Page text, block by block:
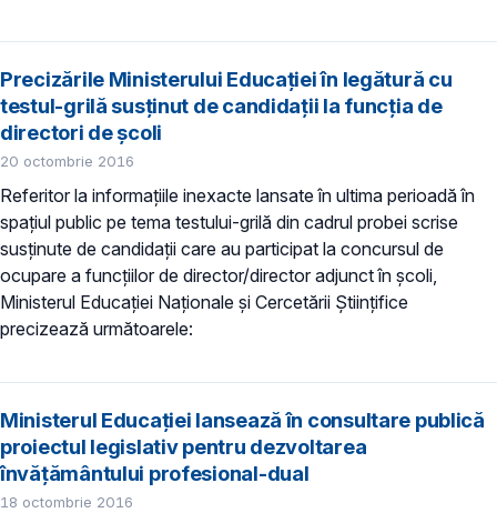
Precizările Ministerului Educației în legătură cu
testul-grilă susținut de candidații la funcția de
directori de școli
20 octombrie 2016
Referitor la informațiile inexacte lansate în ultima perioadă în
spațiul public pe tema testului-grilă din cadrul probei scrise
susținute de candidații care au participat la concursul de
ocupare a funcțiilor de director/director adjunct în școli,
Ministerul Educației Naționale și Cercetării Științifice
precizează următoarele:
Ministerul Educației lansează în consultare publică
proiectul legislativ pentru dezvoltarea
învățământului profesional-dual
18 octombrie 2016